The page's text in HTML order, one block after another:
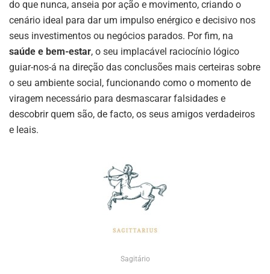
do que nunca, anseia por ação e movimento, criando o
cenário ideal para dar um impulso enérgico e decisivo nos
seus investimentos ou negócios parados. Por fim, na
saúde e bem-estar, o seu implacável raciocínio lógico
guiar-nos-á na direção das conclusões mais certeiras sobre
o seu ambiente social, funcionando como o momento de
viragem necessário para desmascarar falsidades e
descobrir quem são, de facto, os seus amigos verdadeiros
e leais.
Sagitário